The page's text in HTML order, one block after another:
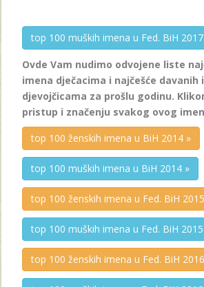
top 100 muških imena u Fed. BiH
Ovde Vam nudimo odvojene liste
imena dječacima i najčešće davanih
djevojčicama za prošlu godinu.
pristup i značenju svakog ovog
top 100 ženskih imena u BiH 2014 »
top 100 muških imena u BiH 2014 »
top 100 ženskih imena u Fed. BiH
top 100 muških imena u Fed. BiH
top 100 ženskih imena u Fed. BiH